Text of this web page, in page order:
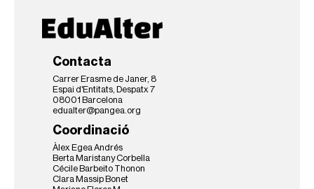
Contacta
Carrer Erasme de Janer, 8
Espai d'Entitats, Despatx 7
08001 Barcelona
edualter@pangea.org
Coordinació
Àlex Egea Andrés
Berta Maristany Corbella
Cécile Barbeito Thonon
Clara Massip Bonet